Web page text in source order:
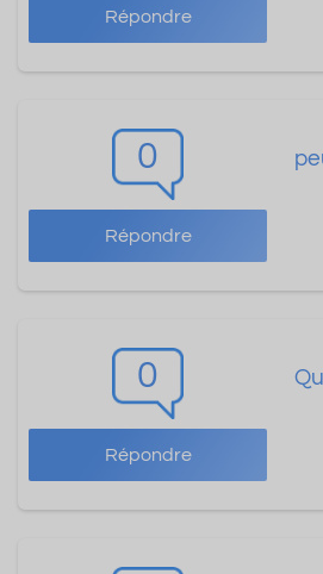
Répondre
0
Répondre
0
Répondre